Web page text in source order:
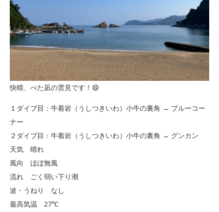
快晴、べた凪の雲見です！😄
１ダイブ目：牛着岩（うしつきいわ）小牛の裏角 → ブルーコー
ナー
２ダイブ目：牛着岩（うしつきいわ）小牛の裏角 → グンカン
天気 晴れ
風向 ほぼ無風
流れ ごく弱い下り潮
波・うねり なし
最高気温 27℃